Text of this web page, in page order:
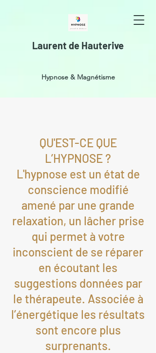
Laurent de Hauterive
Hypnose & Magnétisme
QU'EST-CE QUE
L’HYPNOSE ?
L'hypnose est un état de
conscience modifié
amené par une grande
relaxation, un lâcher prise
qui permet à votre
inconscient de se réparer
en écoutant les
suggestions données par
le thérapeute. Associée à
l’énergétique les résultats
sont encore plus
surprenants.